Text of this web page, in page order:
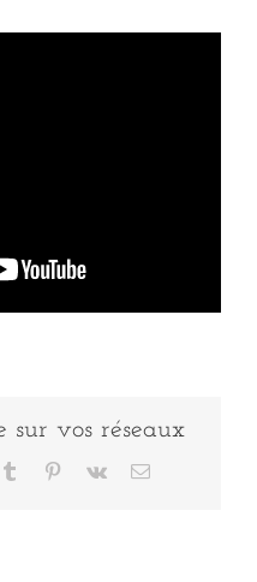
sur vos réseaux
Tumblr Pinterest
Vk Email